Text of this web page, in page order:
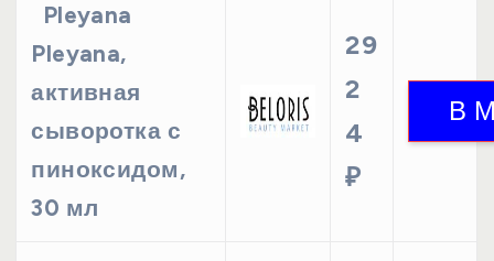
Pleyana
Pleyana,
активная
сыворотка с
пиноксидом,
30 мл
29
2
4
₽